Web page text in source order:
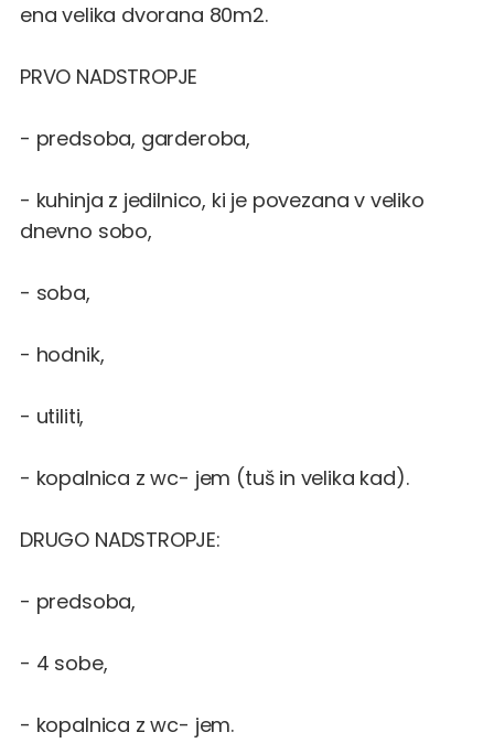
ena velika dvorana 80m2.
PRVO NADSTROPJE
- predsoba, garderoba,
- kuhinja z jedilnico, ki je povezana v veliko
dnevno sobo,
- soba,
- hodnik,
- utiliti,
- kopalnica z wc- jem (tuš in velika kad).
DRUGO NADSTROPJE:
- predsoba,
- 4 sobe,
- kopalnica z wc- jem.